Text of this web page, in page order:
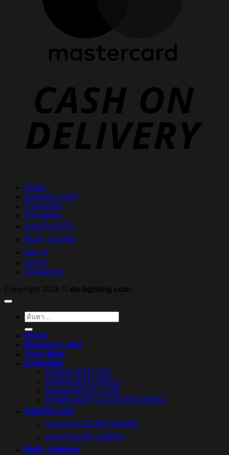
Home
Magnetic Light
Track light
Downlight
หลอดไฟ LED
สินค้า Lighting
ผลงาน
Article
Contact Us
Copyright 2026 © dn-lighting.com
ค้นหา:
Home
Magnetic Light
Track light
Downlight
DOWNLIGHT E27
DOWNLIGHT AR111
Downlight LED COB
DOWNLIGHT GU10 MR16 MR11
หลอดไฟ LED
หลอดไฟ LED MEGAMAN
หลอดไฟ LED LAMPO
สินค้า Lighting